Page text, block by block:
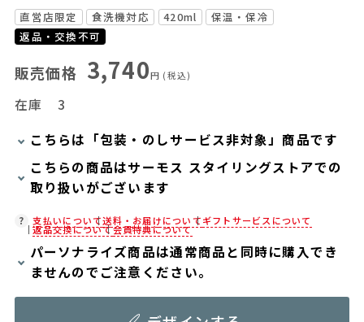
直営店限定 食洗機対応 420ml
保温・保冷
返品・交換不可
販売価格 3,740円 (税込)
在庫
3
こちらは「包装・のしサービス非対象」商品です
当商品は弊社でのお包みには対応しておりませ
ん。
お客様ご自身で包装する際にお使いいただけるギ
フト用品をご用意しておりますので、セルフラッ
ピング用のギフトバッグや手提げ袋が必要な場合
は、以下より合わせてご購入ください。
こちらの商品はサーモス スタイリングストアでの
取り扱いがございます
在庫状況につきましては、各店舗までお電話にて
ご確認ください。
店舗紹介ページ
支払いについて送料・お届けについてギフトサービスについて
返品交換について会員特典について
パーソナライズ商品は通常商品と同時に購入でき
ませんのでご注意ください。
パーソナライズ商品と通常商品が同時にカートに